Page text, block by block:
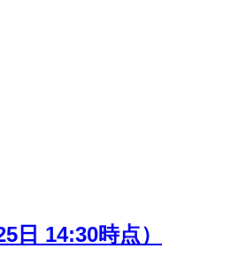
14:30時点）